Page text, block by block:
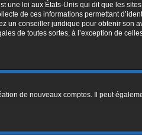
une loi aux États-Unis qui dit que les
de ces informations permettant
un conseiller juridique pour obtenir
de toutes sortes, à l’exception de
de nouveaux comptes. Il peut